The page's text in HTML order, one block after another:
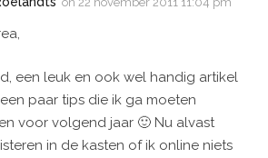
een leuk en ook wel handig artikel
een paar tips die ik ga moeten
voor volgend jaar 🙂 Nu alvast
in de kasten of ik online niets